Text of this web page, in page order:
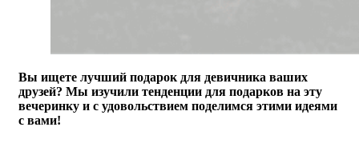
Вы ищете лучший подарок для девичника ваших
друзей? Мы изучили тенденции для подарков на эту
вечеринку и с удовольствием поделимся этими идеями
с вами!